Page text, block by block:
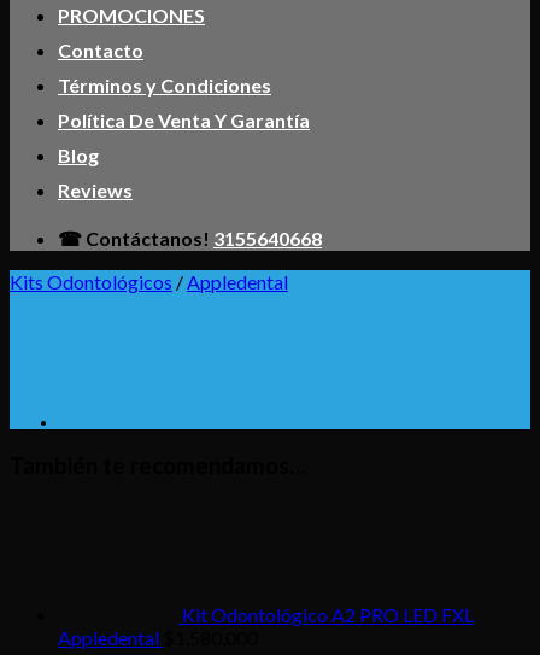
PROMOCIONES
Contacto
Términos y Condiciones
Política De Venta Y Garantía
Blog
Reviews
☎ Contáctanos! 3155640668
Kits Odontológicos /Appledental
Kit Odontológico A2 PRO LED FXL
Appledental